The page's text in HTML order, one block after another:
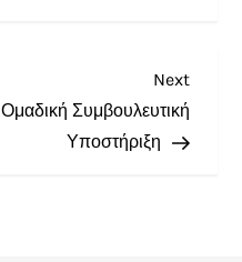
Next
Ομαδική Συμβουλευτική
Υποστήριξη